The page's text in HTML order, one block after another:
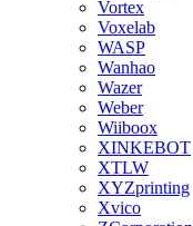
Vortex
Voxelab
WASP
Wanhao
Wazer
Weber
Wiiboox
XINKEBOT
XTLW
XYZprinting
Xvico